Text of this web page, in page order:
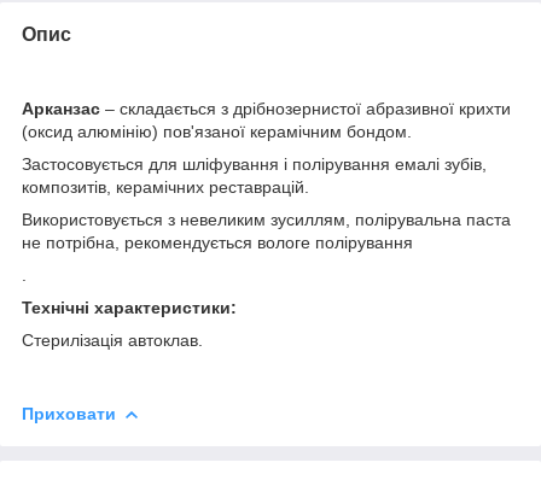
Опис
Арканзас – складається з дрібнозернистої абразивної крихти
(оксид алюмінію) пов'язаної керамічним бондом.
Застосовується для шліфування і полірування емалі зубів,
композитів, керамічних реставрацій.
Використовується з невеликим зусиллям, полірувальна паста
не потрібна, рекомендується вологе полірування
Технічні характеристики:
Стерилізація автоклав.
Приховати